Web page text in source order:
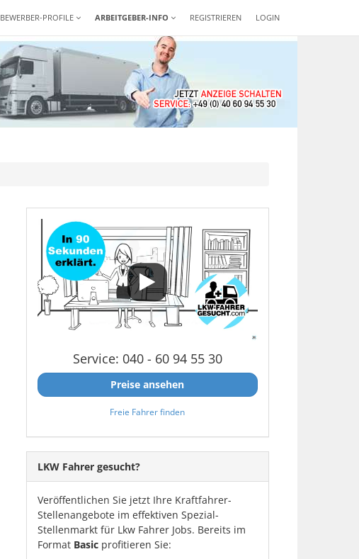
REGISTRIEREN LOGIN
BEWERBER-PROFILE ARBEITGEBER-INFO
Service: 040 - 60 94 55 30
Preise ansehen
Freie Fahrer finden
LKW Fahrer gesucht?
Veröffentlichen Sie jetzt Ihre Kraftfahrer-
Stellenangebote im effektiven Spezial-
Stellenmarkt für Lkw Fahrer Jobs. Bereits im
Format Basicprofitieren Sie: